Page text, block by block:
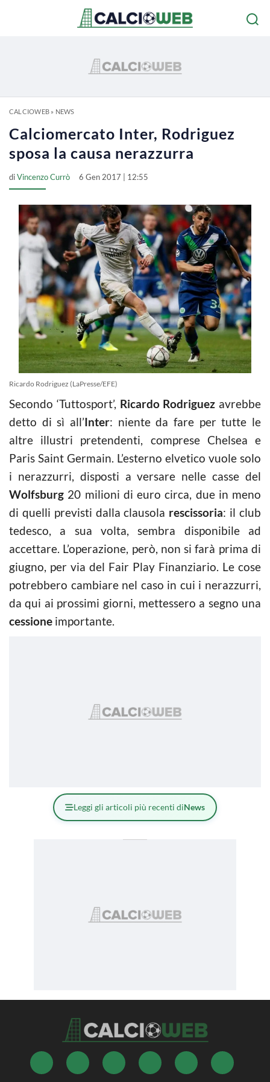
CALCIOWEB» NEWS
Calciomercato Inter, Rodriguez
sposa la causa nerazzurra
diVincenzo Currò 6 Gen 2017 | 12:55
Ricardo Rodriguez (LaPresse/EFE)
Secondo ‘Tuttosport’, Ricardo Rodriguez avrebbe
detto di sì all’Inter: niente da fare per tutte le
altre illustri pretendenti, comprese Chelsea e
Paris Saint Germain. L’esterno elvetico vuole solo
i nerazzurri, disposti a versare nelle casse del
Wolfsburg 20 milioni di euro circa, due in meno
di quelli previsti dalla clausola rescissoria: il club
tedesco, a sua volta, sembra disponibile ad
accettare. L’operazione, però, non si farà prima di
giugno, per via del Fair Play Finanziario. Le cose
potrebbero cambiare nel caso in cui i nerazzurri,
da qui ai prossimi giorni, mettessero a segno una
cessione importante.
Leggi gli articoli più recenti diNews